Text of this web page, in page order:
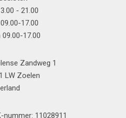
- 21.00
17.00
09.00-17.00
Zandweg 1
LW Zoelen
nummer: 11028911